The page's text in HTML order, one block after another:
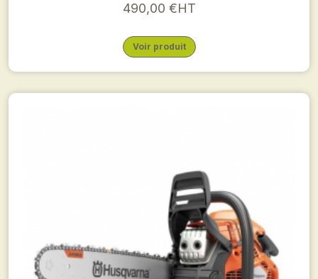
490,00 €HT
Voir produit